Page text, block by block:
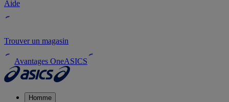
Aide
Trouver un magasin
Avantages OneASICS
Homme